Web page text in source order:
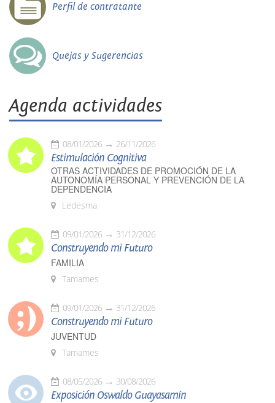
Perfil de contratante
Quejas y Sugerencias
Agenda actividades
08/01/2026 26/11/2026
Estimulación Cognitiva
OTRAS ACTIVIDADES DE PROMOCIÓN DE LA
AUTONOMÍA PERSONAL Y PREVENCIÓN DE LA
DEPENDENCIA
Ledesma
09/01/2026 31/12/2026
Construyendo mi Futuro
FAMILIA
Tamames
09/01/2026 31/12/2026
Construyendo mi Futuro
JUVENTUD
Tamames
08/05/2026 30/08/2026
Exposición Oswaldo Guayasamín